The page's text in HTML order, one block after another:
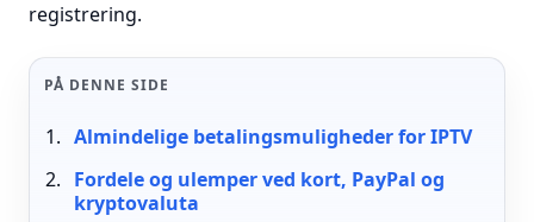
registrering.
PÅ DENNE SIDE
Almindelige betalingsmuligheder for IPTV
Fordele og ulemper ved kort, PayPal og
kryptovaluta